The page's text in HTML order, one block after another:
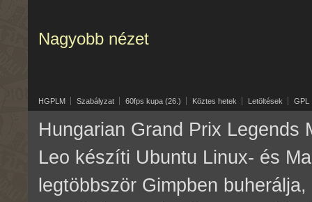
Nagyobb nézet
HGPLM Szabályzat 60fps kupa (26.) Köztes hetek Letöltések GPL
Hungarian Grand Prix Legends
Leo készíti Ubuntu Linux- és
legtöbbször Gimpben